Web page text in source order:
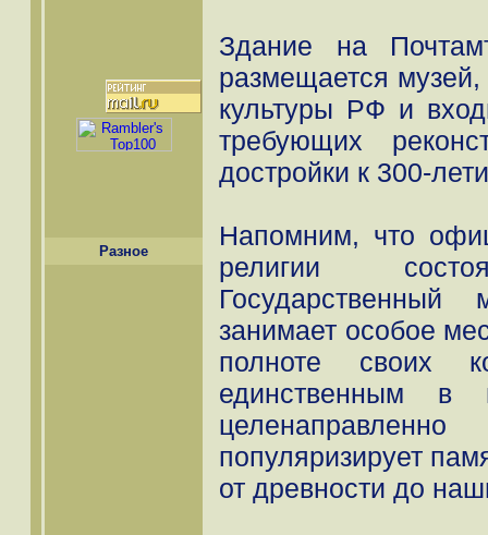
Разное
Здание на
размещается музей,
культуры РФ и
требующих
достройки к 300-
Напомним, что
религии
Государственный
занимает особое
полноте своих
единственным в
популяризирует
от древности до